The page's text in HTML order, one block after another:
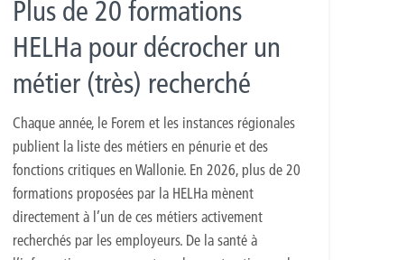
Plus de 20 formations
HELHa pour décrocher un
métier (très) recherché
Chaque année, le Forem et les instances régionales
publient la liste des métiers en pénurie et des
fonctions critiques en Wallonie. En 2026, plus de 20
formations proposées par la HELHa mènent
directement à l’un de ces métiers activement
recherchés par les employeurs. De la santé à